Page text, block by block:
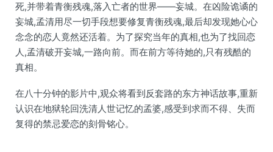
死,并带着青衡残魂,落入亡者的世界——妄城。在凶险诡谲的
妄城,孟清用尽一切手段想要修复青衡残魂,最后却发现她心心
念念的恋人竟然还活着。为了探究当年的真相,也为了找回恋
人,孟清破开妄城,一路向前。而在前方等待她的,只有残酷的
真相。
在八十分钟的影片中,观众将看到反套路的东方神话故事,重新
认识在地狱轮回洗清人世记忆的孟婆,感受到求而不得、失而
复得的禁忌爱恋的刻骨铭心。